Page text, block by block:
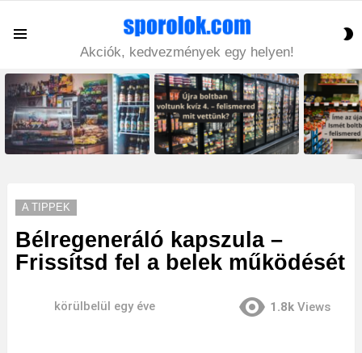
Akciók, kedvezmények egy helyen!
LATEST
STORIES
A TIPPEK
Bélregeneráló kapszula –
Frissítsd fel a belek működését
körülbelül egy éve 1.8k Views